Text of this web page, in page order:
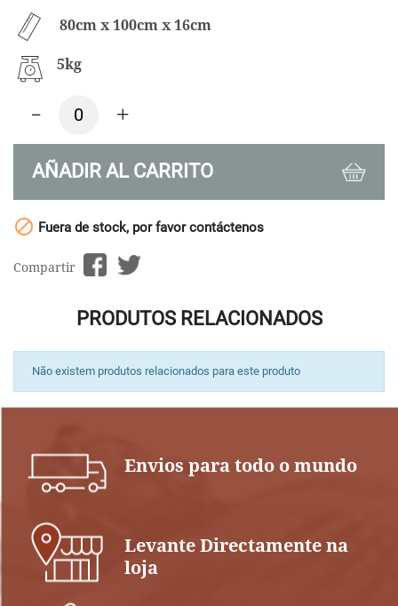
80cm x 100cm x 16cm
5kg
- +
AÑADIR AL CARRITO
 Fuera de stock, por favor contáctenos
Compartir
PRODUTOS RELACIONADOS
Não existem produtos relacionados para este produto
Envios para todo o mundo
Levante Directamente na
loja